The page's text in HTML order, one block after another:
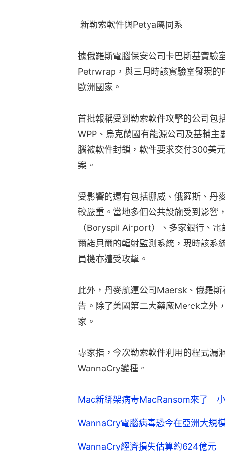
新勒索軟件與Petya屬同系​
據俄羅斯電腦保安公司卡巴斯基實驗
Petrwrap，與三月時該實驗室發現
歐洲國家。
首批報稱受到勒索軟件攻擊的公司包
WPP、烏克蘭國有能源公司及基輔
腦被軟件封鎖，軟件要求交付300美
案。
受影響的還有包括挪威、俄羅斯、丹
較嚴重。當地多個公共設施受到影響
（Boryspil Airport）、多家銀行、
爾諾貝爾的輻射監測系統，現時該系
員機亦遭受攻擊。
此外，丹麥航運公司Maersk、俄羅
告。除了美國第二大藥廠Merck之外
家。
專家指，今次勒索軟件利用的程式漏
WannaCry變種。
Mac新綁架病毒MacRansom來了
WannaCry電腦病毒恐今在亞洲大規
WannaCry經濟損失估算約624億元